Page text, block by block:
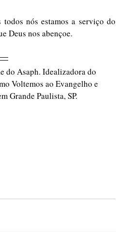
todos nós estamos a serviço do
Deus nos abençoe.
do Asaph. Idealizadora do
Voltemos ao Evangelho e
Grande Paulista, SP.